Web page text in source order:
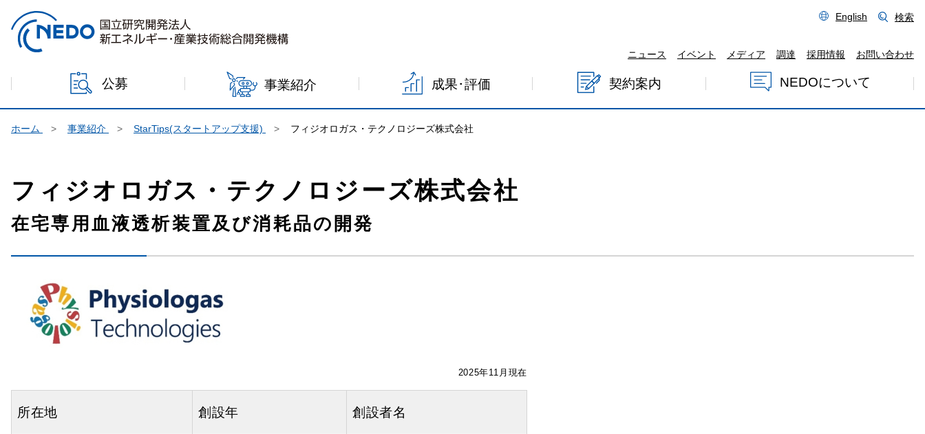
本文へジャンプ
English 検索
ニュース イベント メディア 調達 採用情報 お問い合わせ
公募 事業紹介 成果･評価 契約案内 NEDOについて
ホーム 事業紹介 StarTips(スタートアップ支援) フィジオロガス・テクノロジーズ株式会社
フィジオロガス・テクノロジーズ株式会社
在宅専用血液透析装置及び消耗品の開発
2025年11月現在
所在地 創設年 創設者名